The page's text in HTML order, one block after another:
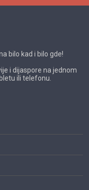
bilo kad i bilo gde!
i dijaspore na jednom
ili telefonu.